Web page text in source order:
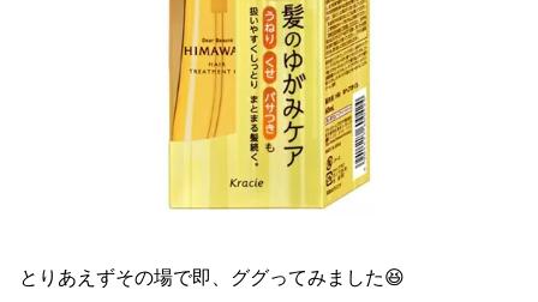
とりあえずその場で即、ググってみました😆